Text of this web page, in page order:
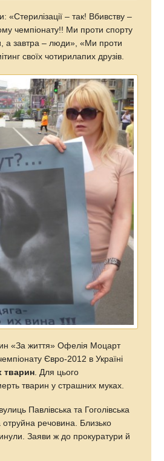
– так! Вбивству –
чемпіонату!! Ми проти спорту
а завтра – люди», «Ми проти
своїх чотирилапих друзів.
«За життя» Офелія Моцарт
Євро-2012 в Україні
тварин. Для цього
тварин у страшних муках.
Павлівська та Гоголівська
отруйна речовина. Близько
Заяви ж до прокуратури й